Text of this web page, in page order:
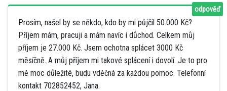
Prosím, našel by se někdo, kdo by mi půjčil 50.000 Kč?
Příjem mám, pracuji a mám navíc i důchod. Celkem můj
příjem je 27.000 Kč. Jsem ochotna splácet 3000 Kč
měsíčně. A můj příjem mi takové splácení i dovolí. Je to pro
mě moc důležité, budu vděčná za každou pomoc. Telefonní
kontakt 702852452, Jana.
odpověď